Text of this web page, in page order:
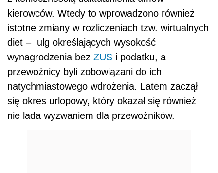
kierowców. Wtedy to wprowadzono również
istotne zmiany w rozliczeniach tzw. wirtualnych
diet – ulg określających wysokość
wynagrodzenia bez ZUS i podatku, a
przewoźnicy byli zobowiązani do ich
natychmiastowego wdrożenia. Latem zaczął
się okres urlopowy, który okazał się również
nie lada wyzwaniem dla przewoźników.